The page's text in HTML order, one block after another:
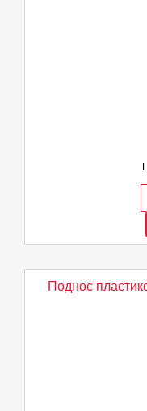
Поднос